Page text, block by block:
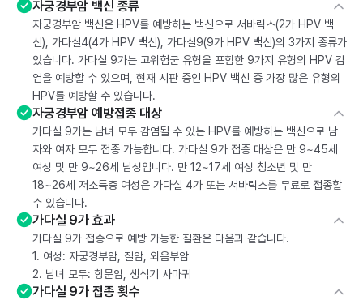
자궁경부암 백신 종류
자궁경부암 백신은 HPV를 예방하는 백신으로 서바릭스(2가 HPV 백
신), 가다실4(4가 HPV 백신), 가다실9(9가 HPV 백신)의 3가지 종류가
있습니다. 가다실 9가는 고위험군 유형을 포함한 9가지 유형의 HPV 감
염을 예방할 수 있으며, 현재 시판 중인 HPV 백신 중 가장 많은 유형의
HPV를 예방할 수 있습니다.
자궁경부암 예방접종 대상
가다실 9가는 남녀 모두 감염될 수 있는 HPV를 예방하는 백신으로 남
자와 여자 모두 접종 가능합니다. 가다실 9가 접종 대상은 만 9~45세
여성 및 만 9~26세 남성입니다. 만 12~17세 여성 청소년 및 만
18~26세 저소득층 여성은 가다실 4가 또는 서바릭스를 무료로 접종할
수 있습니다.
가다실 9가 효과
가다실 9가 접종으로 예방 가능한 질환은 다음과 같습니다.
1. 여성: 자궁경부암, 질암, 외음부암
2. 남녀 모두: 항문암, 생식기 사마귀
가다실 9가 접종 횟수